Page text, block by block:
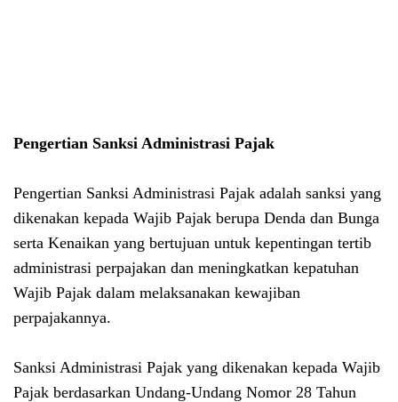
Pengertian Sanksi Administrasi Pajak
Pengertian Sanksi Administrasi Pajak adalah sanksi yang
dikenakan kepada Wajib Pajak berupa Denda dan Bunga
serta Kenaikan yang bertujuan untuk kepentingan tertib
administrasi perpajakan dan meningkatkan kepatuhan
Wajib Pajak dalam melaksanakan kewajiban
perpajakannya.
Sanksi Administrasi Pajak yang dikenakan kepada Wajib
Pajak berdasarkan Undang-Undang Nomor 28 Tahun